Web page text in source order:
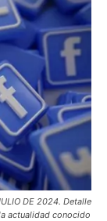
DE 2024. Detalle
actualidad conocido